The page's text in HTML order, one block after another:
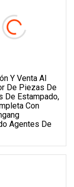
Y Venta Al
De Piezas De
De Estampado,
Con
Agentes De